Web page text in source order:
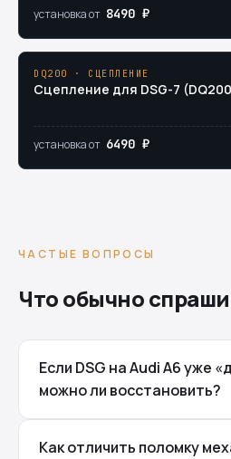
установка от 8490 ₽
DQ200 · СЦЕПЛЕНИЕ
Сцепление для DSG-7
установка от 6490 ₽
ЧАСТЫЕ ВОПРОСЫ
Что обычно
Если DSG на Audi A6 уже
можно ли восстановить?
Как отличить поломку